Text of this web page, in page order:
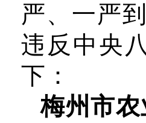
严、一严
违反中央
下：
梅州市